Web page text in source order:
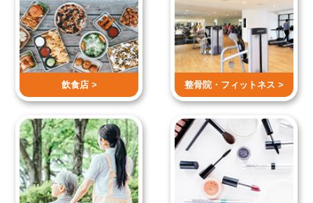
飲食店 > 整骨院・ フィットネス >